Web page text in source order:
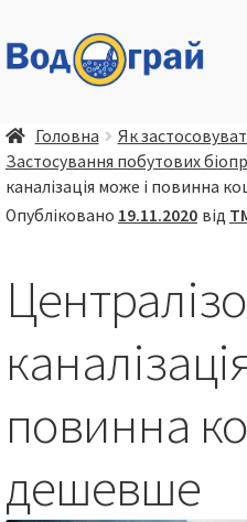
Перейти
до
Перейти
до
🛒 Магазин
🐷 Глибока підстилка
🤝 Співпраця
📦 💳 Доставка та оплата
🏢 Про компанію
Головна
Як
Застосування побутових
каналізація може і повинна
Опубліковано 19.11.2020 від
повинна
дешевше